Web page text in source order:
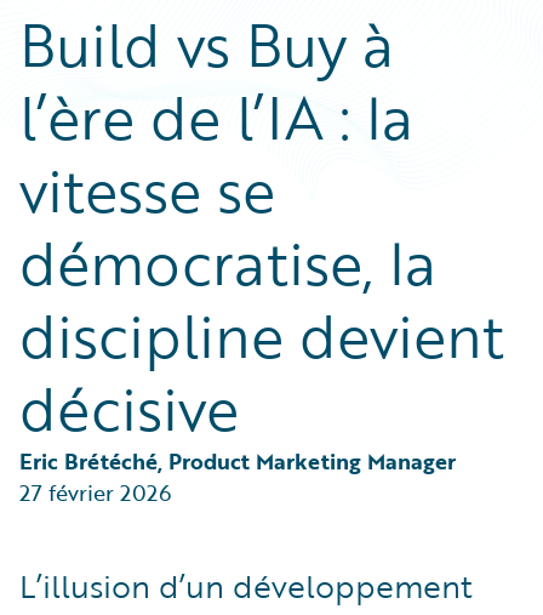
Podcasts
Blog
Help and Support
Insurance Technology FAQ
Careers
Customer Viewpoint
Developers
General Interest
Partner Perspective
Technology
Trends
Build vs Buy à
l’ère de l’IA : la
vitesse se
démocratise, la
discipline devient
décisive
Eric Brétéché, Product Marketing Manager
27 février 2026
L’illusion d’un développement